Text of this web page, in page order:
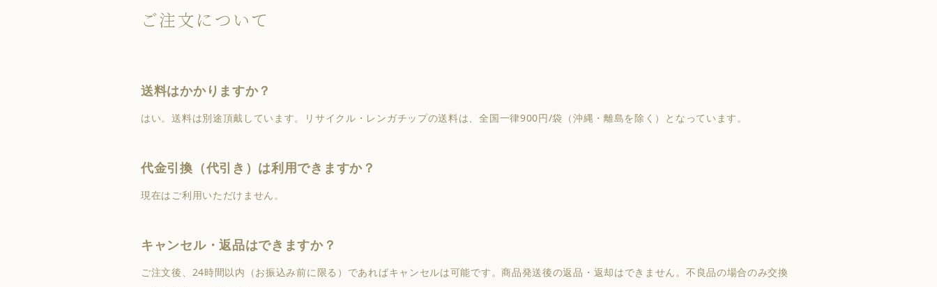
ご注文について
送料はかかりますか？
はい。送料は別途頂戴しています。リサイクル・レンガチップの送料は、全国一律900円/袋（沖縄・離島を除く）となっています。
代金引換（代引き）は利用できますか？
現在はご利用いただけません。
キャンセル・返品はできますか？
ご注文後、24時間以内（お振込み前に限る）であればキャンセルは可能です。商品発送後の返品・返却はできません。不良品の場合のみ交換